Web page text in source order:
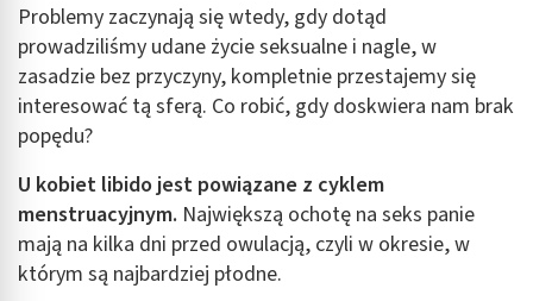
Problemy zaczynają się wtedy, gdy dotąd
prowadziliśmy udane życie seksualne i nagle, w
zasadzie bez przyczyny, kompletnie przestajemy się
interesować tą sferą. Co robić, gdy doskwiera nam brak
popędu?
U kobiet libido jest powiązane z cyklem
menstruacyjnym. Największą ochotę na seks panie
mają na kilka dni przed owulacją, czyli w okresie, w
którym są najbardziej płodne.